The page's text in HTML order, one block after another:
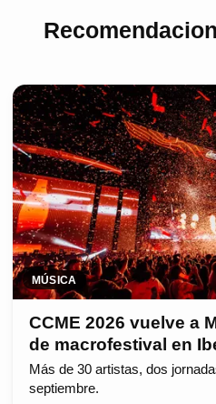
MÚSICA
CCME 2026 vuelve a
de macrofestival en
Más de 30 artistas, dos
septiembre.